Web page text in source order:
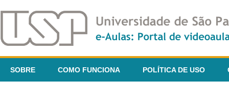
SOBRE COMO FUNCIONA POLÍTICA DE USO